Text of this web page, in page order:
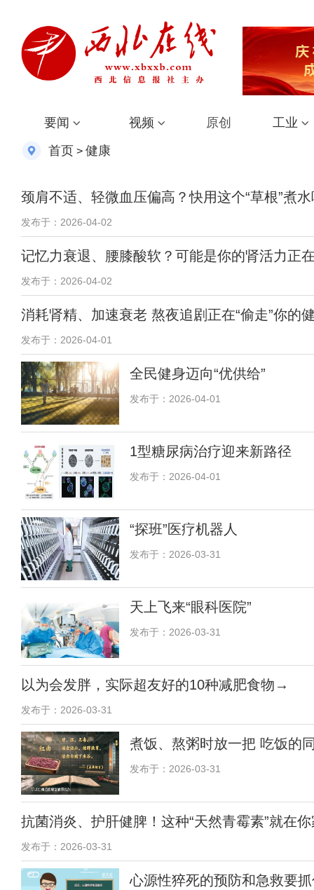
要闻 视频 原创 工业
首页 > 健康
颈肩不适、轻微血压偏高？快用这个“草根”煮
发布于：2026-04-02
记忆力衰退、腰膝酸软？可能是你的肾活力正
发布于：2026-04-02
消耗肾精、加速衰老 熬夜追剧正在“偷走”你的
发布于：2026-04-01
全民健身迈向“优供给”
发布于：2026-04-01
1型糖尿病治疗迎来新路径
发布于：2026-04-01
“探班”医疗机器人
发布于：2026-03-31
天上飞来“眼科医院”
发布于：2026-03-31
以为会发胖，实际超友好的10种减肥食物→
发布于：2026-03-31
煮饭、熬粥时放一把 吃饭的
发布于：2026-03-31
抗菌消炎、护肝健脾！这种“天然青霉素”就在
发布于：2026-03-31
心源性猝死的预防和急救要